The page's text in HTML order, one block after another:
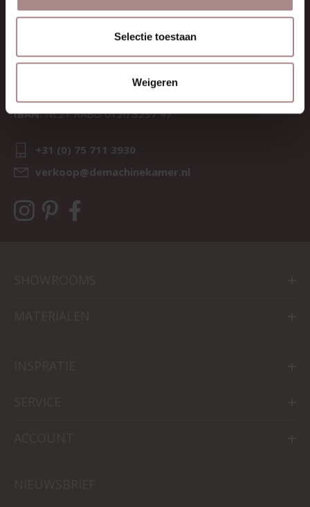
Selectie toestaan
Weigeren
CONTACT
Sav & Økse is een onderdeel van
De Machinekamer
BTW:NL857714545B01
IBAN:NL21 RABO 0126 3237 47
+31 (0) 75 711 3930
verkoop@demachinekamer.nl